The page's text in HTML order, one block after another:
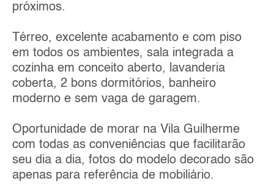
próximos.
Térreo, excelente acabamento e com piso
em todos os ambientes, sala integrada a
cozinha em conceito aberto, lavanderia
coberta, 2 bons dormitórios, banheiro
moderno e sem vaga de garagem.
Oportunidade de morar na Vila Guilherme
com todas as conveniências que facilitarão
seu dia a dia, fotos do modelo decorado são
apenas para referência de mobiliário.